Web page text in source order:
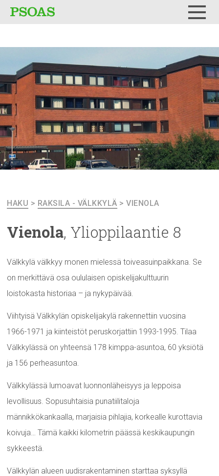
HAKU > RAKSILA - VÄLKKYLÄ > VIENOLA
Vienola, Ylioppilaantie 8
Välkkylä välkkyy monen mielessä toiveasuinpaikkana. Se
on merkittävä osa oululaisen opiskelijakulttuurin
loistokasta historiaa – ja nykypäivää.
Viihtyisä Välkkylän opiskelijakylä rakennettiin vuosina
1966-1971 ja kiinteistöt peruskorjattiin 1993-1995. Tilaa
Välkkylässä on yhteensä 178 kimppa-asuntoa, 60 yksiötä
ja 156 perheasuntoa.
Välkkylässä lumoavat luonnonläheisyys ja leppoisa
levollisuus. Sopusuhtaisia punatiilitaloja
männikkökankaalla, marjaisia pihlajia, korkealle kurottavia
koivuja… Tämä kaikki kilometrin päässä keskikaupungin
sykkeestä.
Välkkylän alueen uudisrakentaminen starttaa syksyllä